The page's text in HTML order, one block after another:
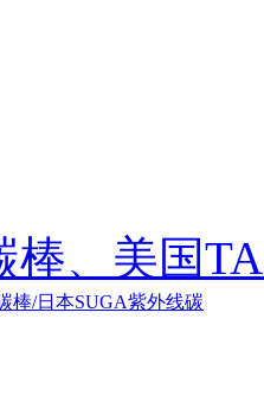
棒、美国
棒/日本SUGA紫外线碳